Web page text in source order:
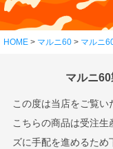
HOME マルニ60 マルニ
マルニ
この度は当店をご覧い
こちらの商品は受注
ズに手配を進めるため